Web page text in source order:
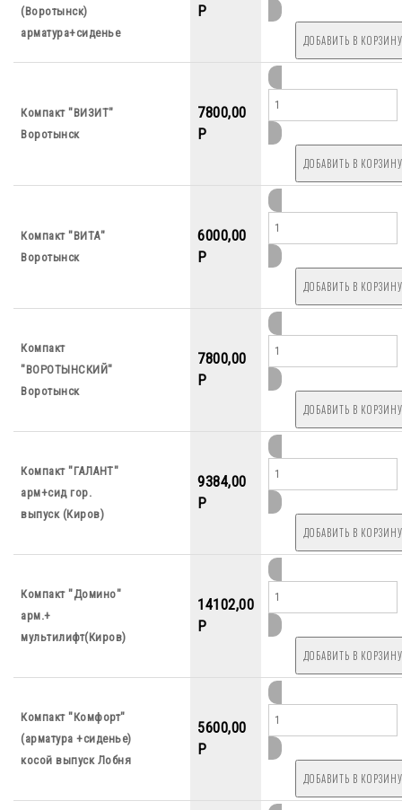
(Воротынск)
арматура+сиденье
P
Компакт "ВИЗИТ"
Воротынск
7800,00
P
Компакт "ВИТА"
Воротынск
6000,00
P
Компакт
"ВОРОТЫНСКИЙ"
Воротынск
7800,00
P
Компакт "ГАЛАНТ"
арм+сид гор.
выпуск (Киров)
9384,00
P
Компакт "Домино"
арм.+
мультилифт(Киров)
14102,00
P
Компакт "Комфорт"
(арматура +сиденье)
косой выпуск Лобня
5600,00
P